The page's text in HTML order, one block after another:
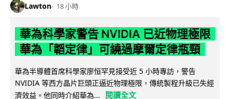
Lawton 18 小時
華為科學家警告 NVIDIA 已近物理極限
華為「韜定律」可繞過摩爾定律瓶頸
華為半導體首席科學家廖恒罕見接受近 5 小時專訪，警告
NVIDIA 等西方晶片巨頭正逼近物理極限，傳統製程升級已失經
濟效益。他同時介紹華為...
閱讀全文